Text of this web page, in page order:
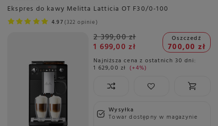
Ekspres do kawy Melitta Latticia OT F30/0-100
4.97 322 opinie
2 399,00 zł
1 699,00 zł
Oszczedź
700,00 zł
Najniższa cena z ostatnich 30 dni:
1 629,00 zł +4%
Wysyłka
Towar dostępny w magazynie